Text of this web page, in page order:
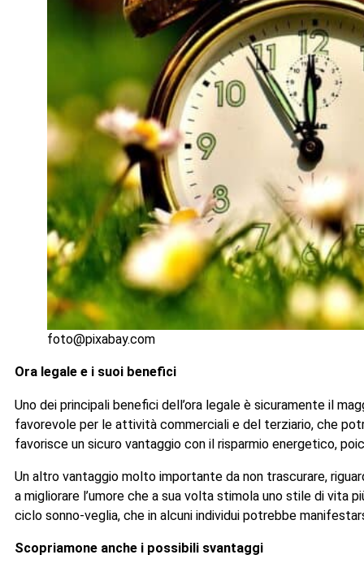
foto@pixabay.com
Ora legale e i suoi benefici
Uno dei principali benefici dell’ora legale è sicuramente il
favorevole per le attività commerciali e del terziario, che
favorisce un sicuro vantaggio con il risparmio energetico,
Un altro vantaggio molto importante da non trascurare,
a migliorare l’umore che a sua volta stimola uno stile di vita
ciclo sonno-veglia, che in alcuni individui potrebbe
Scopriamone anche i possibili svantaggi